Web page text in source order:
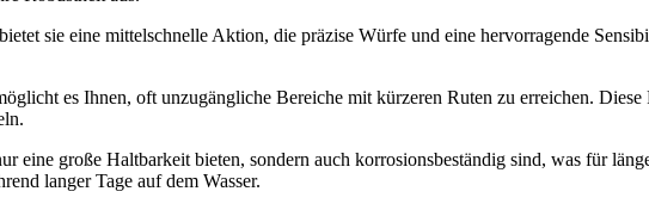
sie eine mittelschnelle Aktion, die präzise Würfe und eine hervorragende
es Ihnen, oft unzugängliche Bereiche mit kürzeren Ruten zu erreichen.
eine große Haltbarkeit bieten, sondern auch korrosionsbeständig sind, was für
langer Tage auf dem Wasser.